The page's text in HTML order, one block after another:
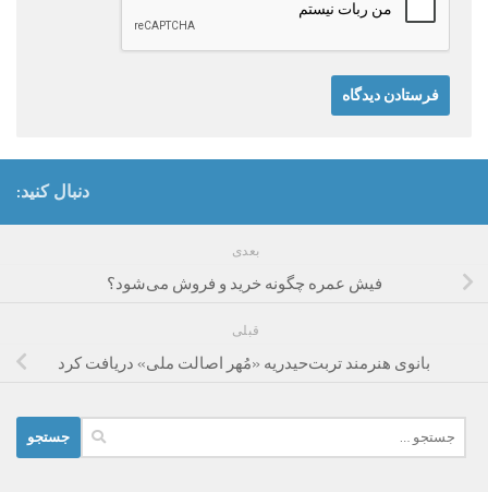
دنبال کنید:
بعدی
فیش عمره چگونه خرید و فروش می‌شود؟
قبلی
بانوی هنرمند تربت‌حیدریه «مُهر اصالت ملی» دریافت کرد
برای: